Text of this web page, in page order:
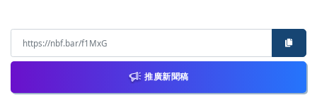
推廣新聞稿